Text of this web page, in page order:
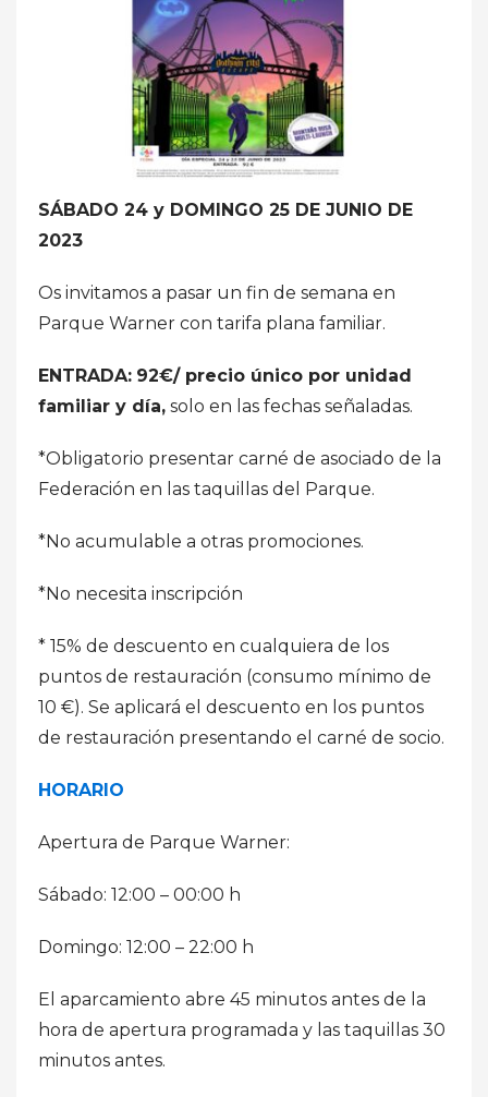
SÁBADO 24 y DOMINGO 25 DE JUNIO DE
2023
Os invitamos a pasar un fin de semana en
Parque Warner con tarifa plana familiar.
ENTRADA: 92€/ precio único por unidad
familiar y día, solo en las fechas señaladas.
*Obligatorio presentar carné de asociado de la
Federación en las taquillas del Parque.
*No acumulable a otras promociones.
*No necesita inscripción
* 15% de descuento en cualquiera de los
puntos de restauración (consumo mínimo de
10 €). Se aplicará el descuento en los puntos
de restauración presentando el carné de socio.
HORARIO
Apertura de Parque Warner:
Sábado: 12:00 – 00:00 h
Domingo: 12:00 – 22:00 h
El aparcamiento abre 45 minutos antes de la
hora de apertura programada y las taquillas 30
minutos antes.